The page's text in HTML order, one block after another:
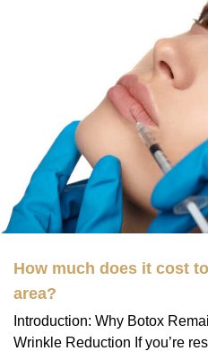
How much does it cost
area?
Introduction: Why Botox
Wrinkle Reduction If you’re